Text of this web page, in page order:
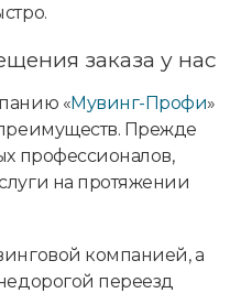
заказа у нас
«Мувинг-Профи»
Прежде
профессионалов,
на протяжении
компанией, а
переезд